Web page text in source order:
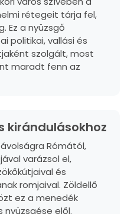
rétegeit tárja fel,
Ez a nyüzsgő
politikai, vallási és
szolgált, most
maradt fenn az
kirándulásokhoz
Rómától,
varázsol el,
és
romjaival. Zöldellő
ez a menedék
nyüzsgése elől.